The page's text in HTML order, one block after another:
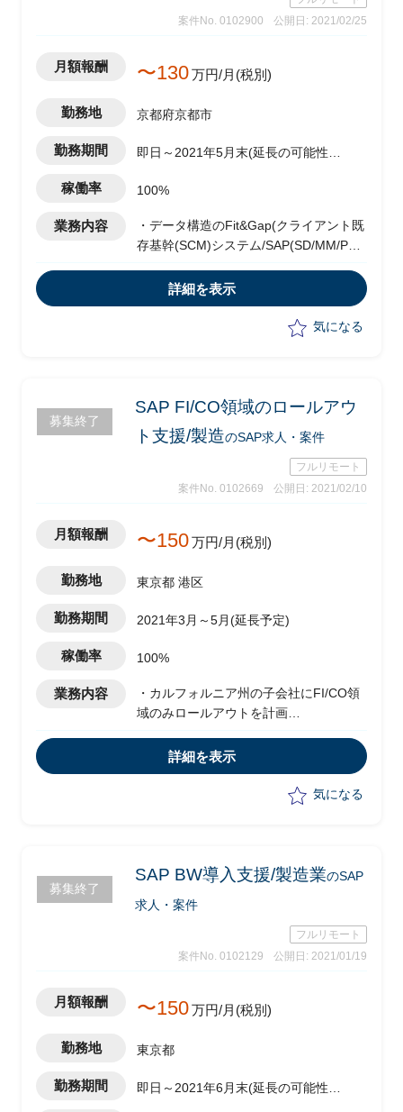
案件No. 0102900
公開日: 2021/02/25
月額報酬 〜130万円/月(税別)
勤務地 京都府京都市
勤務期間
即日～2021年5月末(延長の可能性有
稼働率 100%
業務内容
・データ構造のFit&Gap(クライアント既
存基幹(SCM)システム/SAP(SD/MM/PP))
・資料作成/課題解決支援
詳細を表示
気になる
募集終了
SAP FI/CO領域のロールアウ
ト支援/製造のSAP求人・案件
フルリモート
案件No. 0102669
公開日: 2021/02/10
月額報酬 〜150万円/月(税別)
勤務地 東京都 港区
勤務期間 2021年3月～5月(延長予定)
稼働率 100%
業務内容
・カルフォルニア州の子会社にFI/CO領
域のみロールアウトを計画
・スケジュール：3月から簡易FitGapの
アセスを実施し、5月くらいから本格展
・課題管理、開発レビュー(開発がある
・現地側にSAPコンサルはいない想定
・PMは元請け会社から、PLとしてプロ
ジェクトリードを期待
詳細を表示
気になる
募集終了
SAP BW導入支援/製造業のSAP
求人・案件
フルリモート
案件No. 0102129
公開日: 2021/01/19
月額報酬 〜150万円/月(税別)
勤務地 東京都
勤務期間
即日～2021年6月末(延長の可能性有